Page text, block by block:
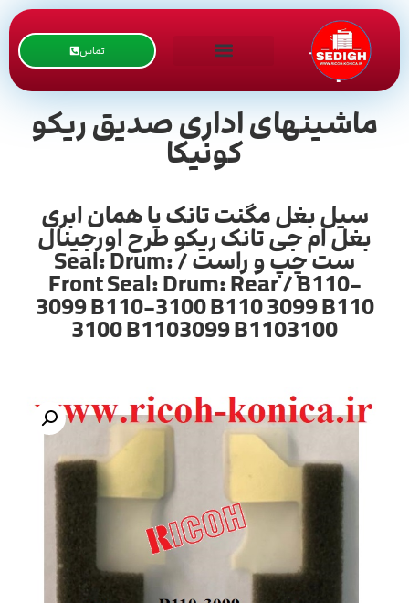
تماس
ماشینهای اداری صدیق ریکو
کونیکا
سیل بغل مگنت تانک یا همان ابری
بغل ام جی تانک ریکو طرح اورجینال
ست چپ و راست / Seal: Drum:
Front Seal: Drum: Rear / B110-
3099 B110-3100 B110 3099 B110
3100 B1103099 B1103100